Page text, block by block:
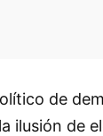
de
ilusión de